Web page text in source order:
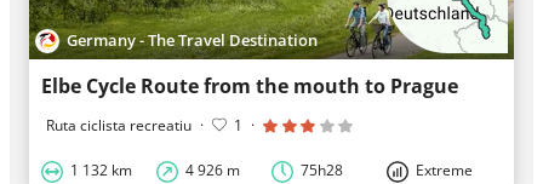
Germany - The Travel Destination
Elbe Cycle Route from the mouth to Prague
Ruta ciclista recreatiu · 1 ·
1 132 km 4 926 m 75h28 Extreme